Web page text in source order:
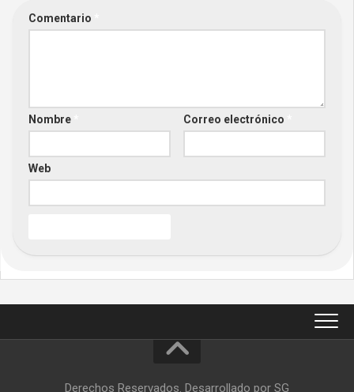
Comentario
Nombre Correo electrónico
Web
Derechos Reservados. Desarrollado por SG